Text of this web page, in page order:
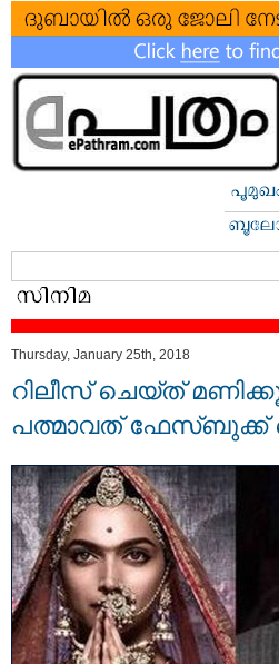
Thursday, January 25th, 2018
റിലീസ് ചെയ്ത്
പത്മാവത് ഫേസ്ബുക്ക്